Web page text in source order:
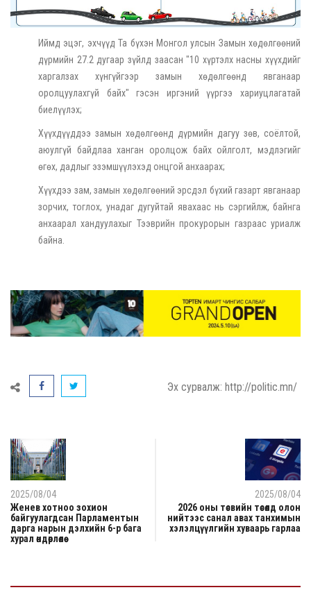
Иймд эцэг, эхчүүд Та бүхэн Монгол улсын Замын хөдөлгөөний
дүрмийн 27.2 дугаар зүйлд заасан "10 хүртэлх насны хүүхдийг
харгалзах хүнгүйгээр замын хөдөлгөөнд явганаар
оролцуулахгүй байх" гэсэн иргэний үүргээ хариуцлагатай
биелүүлэх;
Хүүхдүүддээ замын хөдөлгөөнд дүрмийн дагуу зөв, соёлтой,
аюулгүй байдлаа ханган оролцож байх ойлголт, мэдлэгийг
өгөх, дадлыг эзэмшүүлэхэд онцгой анхаарах;
Хүүхдээ зам, замын хөдөлгөөний эрсдэл бүхий газарт явганаар
зорчих, тоглох, унадаг дугуйтай явахаас нь сэргийлж, байнга
анхаарал хандуулахыг Тээврийн прокурорын газраас уриалж
байна.
Эх сурвалж: http://politic.mn/
2025/08/04
Женев хотноо зохион
байгуулагдсан Парламентын
дарга нарын дэлхийн 6-р бага
хурал өндөрлөлөө
2025/08/04
2026 оны төсвийн төсөлд олон
нийтээс санал авах танхимын
хэлэлцүүлгийн хуваарь гарлаа